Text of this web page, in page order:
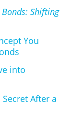
Shifting
You
into
After a